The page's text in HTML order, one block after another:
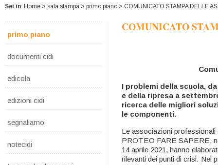
Sei in: Home > sala stampa > primo piano > COMUNICATO STAMPA DELLE
primo piano
documenti cidi
edicola
edizioni cidi
segnaliamo
notecidi
COMUNICATO
I problemi della scuola,
e della ripresa a
ricerca delle migliori
le componenti.
Le associazioni
PROTEO FARE SAPERE,
14 aprile 2021, hanno
rilevanti dei punti di crisi. Nei